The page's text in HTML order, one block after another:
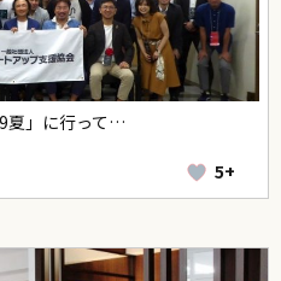
夏」に行って…
5+